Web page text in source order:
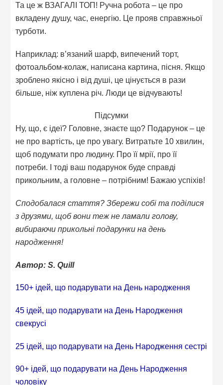
Та це ж ВЗАГАЛІ ТОП! Ручна робота – це про
вкладену душу, час, енергію. Це прояв справжньої
турботи.
Наприклад: в’язаний шарф, випечений торт,
фотоальбом-колаж, написана картина, пісня. Якщо
зроблено якісно і від душі, це цінується в рази
більше, ніж куплена річ. Люди це відчувають!
Підсумки
Ну, що, є ідеї? Головне, знаєте що? Подарунок – це
не про вартість, це про увагу. Витратьте 10 хвилин,
щоб подумати про людину. Про її мрії, про її
потреби. І тоді ваш подарунок буде справді
прикольним, а головне – потрібним! Бажаю успіхів!
Сподобалася стаття? Збережи собі та поділися
з друзями, щоб вони теж не ламали голову,
вибираючи прикольні подарунки на день
народження!
Автор: S. Quill
150+ ідей, що подарувати на День народження
45 ідей, що подарувати на День Народження
свекрусі
25 ідей, що подарувати на День Народження сестрі
90+ ідей, що подарувати на День Народження
чоловіку